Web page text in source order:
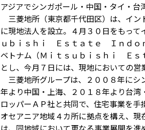
アジアでシンガポール・中国・タイ・台
三菱地所（東京都千代田区）は、イン
に現地法人を設立。４月３０日をもっ
ｕｂｉｓｈｉ Ｅｓｔａｔｅ Ｉｎｄｏ
ベトナム（Ｍｉｔｓｕｂｉｓｈｉ Ｅ
とし、今月７日には、現地においての営
三菱地所グループは、２００８年にシ
年より中国・上海、２０１８年より台
ロッパーＡＰ社と共同で、住宅事業を
オセアニア地域４カ所に拠点を構え、